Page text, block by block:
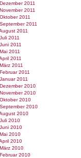
Dezember 2011
November 2011
Oktober 2011
September 2011
2011
Juli 2011
Juni 2011
Mai 2011
2011
März 2011
Februar 2011
Januar 2011
Dezember 2010
November 2010
Oktober 2010
September 2010
2010
Juli 2010
Juni 2010
Mai 2010
2010
März 2010
Februar 2010